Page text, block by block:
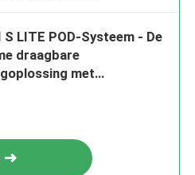
S LITE POD-Systeem - De
draagbare
met